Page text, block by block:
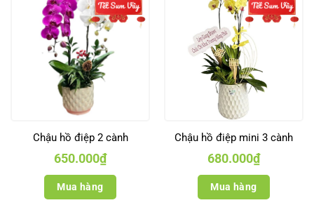
Chậu hồ điệp 2 cành
650.000₫
Mua hàng
Chậu hồ điệp mini 3 cành
680.000₫
Mua hàng